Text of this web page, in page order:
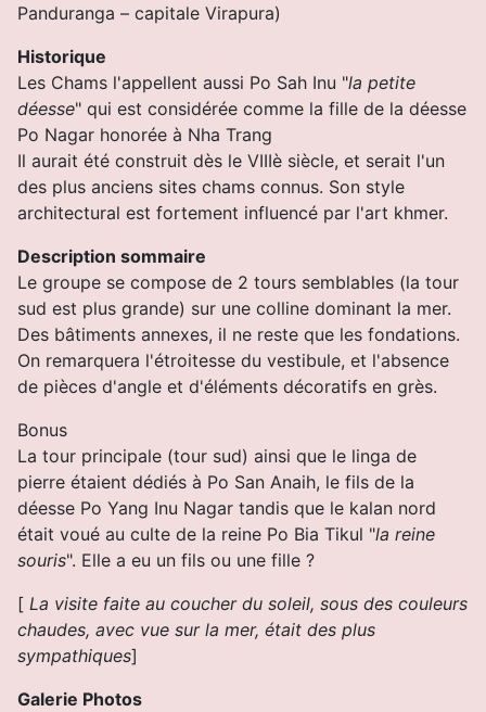
Panduranga – capitale Virapura)
Historique
Les Chams l'appellent aussi Po Sah Inu "la petite
déesse" qui est considérée comme la fille de la déesse
Po Nagar honorée à Nha Trang
Il aurait été construit dès le VIIIè siècle, et serait l'un
des plus anciens sites chams connus. Son style
architectural est fortement influencé par l'art khmer.
Description sommaire
Le groupe se compose de 2 tours semblables (la tour
sud est plus grande) sur une colline dominant la mer.
Des bâtiments annexes, il ne reste que les fondations.
On remarquera l'étroitesse du vestibule, et l'absence
de pièces d'angle et d'éléments décoratifs en grès.
Bonus
La tour principale (tour sud) ainsi que le linga de
pierre étaient dédiés à Po San Anaih, le fils de la
déesse Po Yang Inu Nagar tandis que le kalan nord
était voué au culte de la reine Po Bia Tikul "la reine
souris". Elle a eu un fils ou une fille ?
[ La visite faite au coucher du soleil, sous des couleurs
chaudes, avec vue sur la mer, était des plus
sympathiques]
Galerie Photos